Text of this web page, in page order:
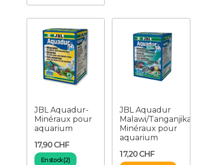
JBL Aquadur-
Minéraux pour
aquarium
17,90 CHF
En stock (2)
JBL Aquadur
Malawi/Tanganjika-
Minéraux pour
aquarium
17,20 CHF